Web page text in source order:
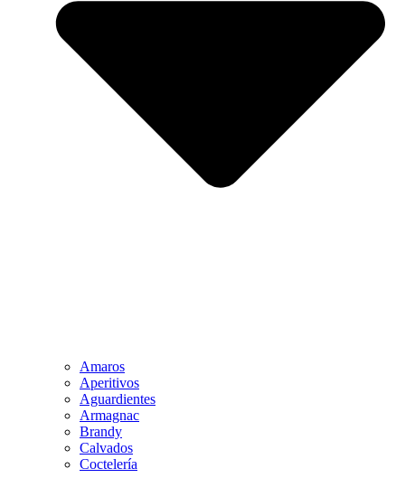
Amaros
Aperitivos
Aguardientes
Armagnac
Brandy
Calvados
Coctelería